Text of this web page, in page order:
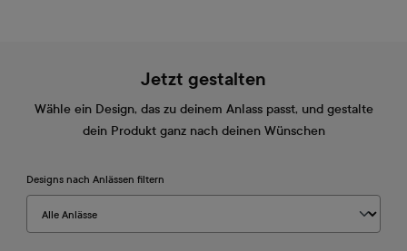
Jetzt gestalten
Wähle ein Design, das zu deinem Anlass passt, und gestalte
dein Produkt ganz nach deinen Wünschen
Designs nach Anlässen filtern